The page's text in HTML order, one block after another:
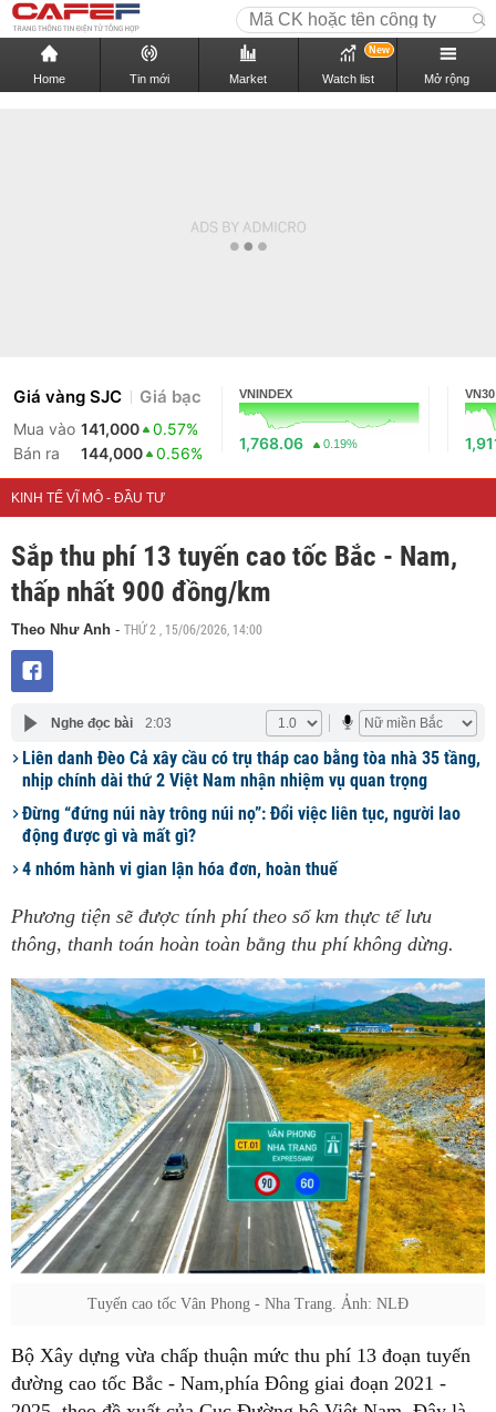
Home Tin mới Market Watch list
New
Mở rộng
Giá vàng SJC Giá bạc
Mua vào 141,000
0.57%
Bán ra
144,000 0.56%
VNINDEX
1,768.06 0.19%
VN30
KINH TẾ VĨ MÔ - ĐẦU TƯ
Sắp thu phí 13 tuyến cao tốc Bắc - Nam,
thấp nhất 900 đồng/km
Theo Như Anh - THỨ 2 , 15/06/2026, 14:00
Nghe đọc bài 2:03
Liên danh Đèo Cả xây cầu có trụ tháp cao bằng tòa nhà 35 tầng,
nhịp chính dài thứ 2 Việt Nam nhận nhiệm vụ quan trọng
Đừng “đứng núi này trông núi nọ”: Đổi việc liên tục, người lao
động được gì và mất gì?
4 nhóm hành vi gian lận hóa đơn, hoàn thuế
Phương tiện sẽ được tính phí theo số km thực tế lưu
thông, thanh toán hoàn toàn bằng thu phí không dừng.
Tuyến cao tốc Vân Phong - Nha Trang. Ảnh: NLĐ
Bộ Xây dựng vừa chấp thuận mức thu phí 13 đoạn tuyến
đường cao tốc Bắc - Nam,phía Đông giai đoạn 2021 -